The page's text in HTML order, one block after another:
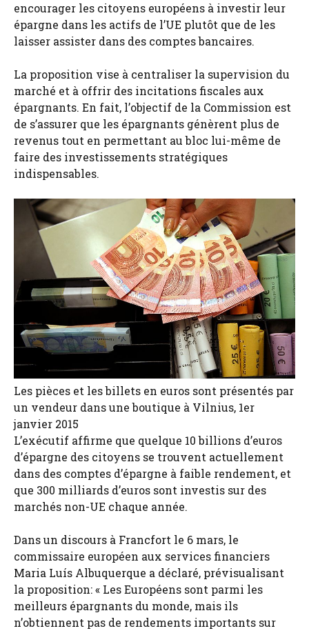
encourager les citoyens européens à investir leur
épargne dans les actifs de l’UE plutôt que de les
laisser assister dans des comptes bancaires.
La proposition vise à centraliser la supervision du
marché et à offrir des incitations fiscales aux
épargnants. En fait, l’objectif de la Commission est
de s’assurer que les épargnants génèrent plus de
revenus tout en permettant au bloc lui-même de
faire des investissements stratégiques
indispensables.
Les pièces et les billets en euros sont présentés par
un vendeur dans une boutique à Vilnius, 1er
janvier 2015
L’exécutif affirme que quelque 10 billions d’euros
d’épargne des citoyens se trouvent actuellement
dans des comptes d’épargne à faible rendement, et
que 300 milliards d’euros sont investis sur des
marchés non-UE chaque année.
Dans un discours à Francfort le 6 mars, le
commissaire européen aux services financiers
Maria Luís Albuquerque a déclaré, prévisualisant
la proposition: « Les Européens sont parmi les
meilleurs épargnants du monde, mais ils
n’obtiennent pas de rendements importants sur